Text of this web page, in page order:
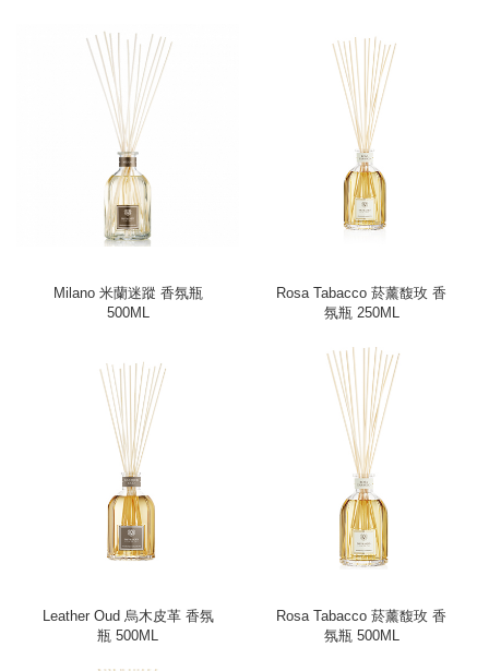
Milano 米蘭迷蹤 香氛瓶
500ML
Rosa Tabacco 菸薰馥玫 香
氛瓶 250ML
Leather Oud 烏木皮革 香氛
瓶 500ML
Rosa Tabacco 菸薰馥玫 香
氛瓶 500ML